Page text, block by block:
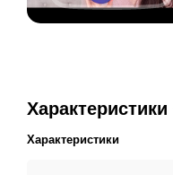
Характеристики
Характеристики